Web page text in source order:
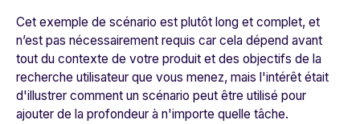
Cet exemple de scénario est plutôt long et complet, et
n’est pas nécessairement requis car cela dépend avant
tout du contexte de votre produit et des objectifs de la
recherche utilisateur que vous menez, mais l'intérêt était
d'illustrer comment un scénario peut être utilisé pour
ajouter de la profondeur à n'importe quelle tâche.